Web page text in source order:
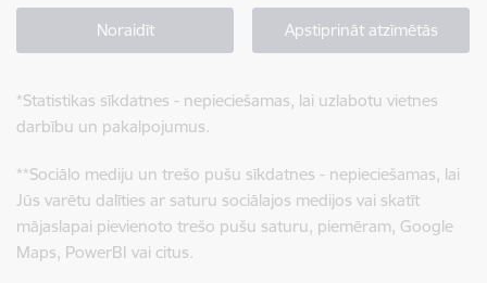
Noraidīt Apstiprināt atzīmētās
*Statistikas sīkdatnes - nepieciešamas, lai uzlabotu vietnes
darbību un pakalpojumus.
**Sociālo mediju un trešo pušu sīkdatnes - nepieciešamas, lai
Jūs varētu dalīties ar saturu sociālajos medijos vai skatīt
mājaslapai pievienoto trešo pušu saturu, piemēram, Google
Maps, PowerBI vai citus.